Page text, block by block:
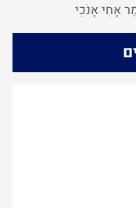
אָחִי אָנֹכִי